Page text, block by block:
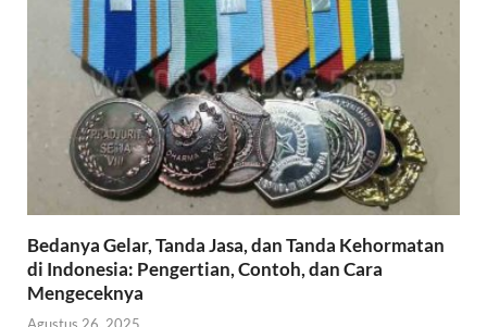
Bedanya Gelar, Tanda Jasa, dan Tanda Kehormatan
di Indonesia: Pengertian, Contoh, dan Cara
Mengeceknya